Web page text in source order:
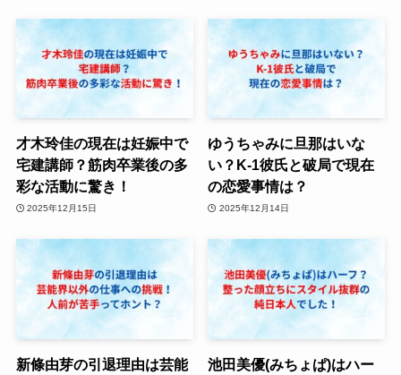
才木玲佳の現在は妊娠中で
宅建講師？筋肉卒業後の多
彩な活動に驚き！
2025年12月15日
ゆうちゃみに旦那はいな
い？K-1彼氏と破局で現在
の恋愛事情は？
2025年12月14日
新條由芽の引退理由は芸能 池田美優(みちょぱ)はハー